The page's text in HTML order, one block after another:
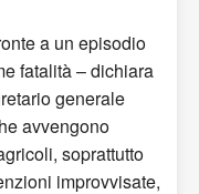
a un episodio
fatalità – dichiara
generale
avvengono
soprattutto
improvvisate,